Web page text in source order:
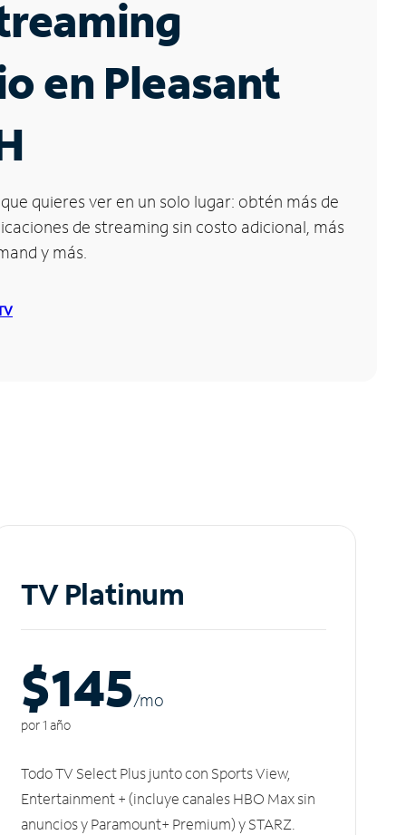
en Pleasant
quieres ver en un solo lugar: obtén más de
de streaming sin costo adicional, más
y más.
TV Platinum
$145/mo
por 1 año
Todo TV Select Plus junto con Sports View,
Entertainment + (incluye canales HBO Max sin
anuncios y Paramount+ Premium) y STARZ.